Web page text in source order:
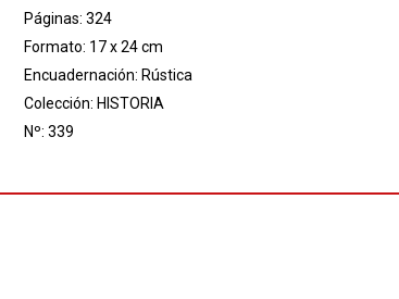
Páginas: 324
Formato: 17 x 24 cm
Encuadernación: Rústica
Colección: HISTORIA
Nº: 339